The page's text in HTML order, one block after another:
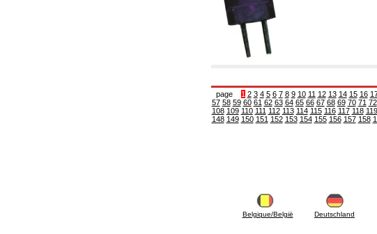
page 1 2 3 4 5 6 7 8 9 10 11 12 13 14 15 16
57 58 59 60 61 62 63 64 65 66 67 68 69 70 71 72
108 109 110 111 112 113 114 115 116 117 118 119
148 149 150 151 152 153 154 155 156 157 158
Belgique/België Deutschland